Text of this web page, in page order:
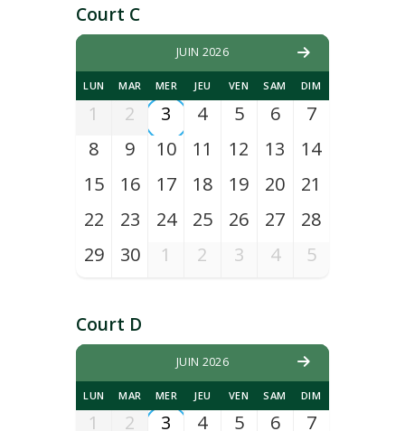
Court C
JUIN 2026
LUN MAR MER JEU VEN SAM DIM
1 2 3 4 5 6
7
8
9 10 11 12 13
14
15
16 17 18 19 20
21
22
23 24 25 26 27
28
29
30 1 2 3 4 5
Court D
JUIN 2026
LUN MAR MER JEU VEN SAM DIM
1 2 3 4 5 6
7